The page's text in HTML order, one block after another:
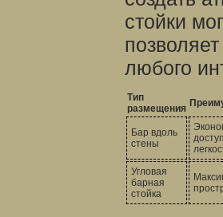
стойки
любого
Тип
размещения
Бар вдоль
стены
Угловая
барная
стойка